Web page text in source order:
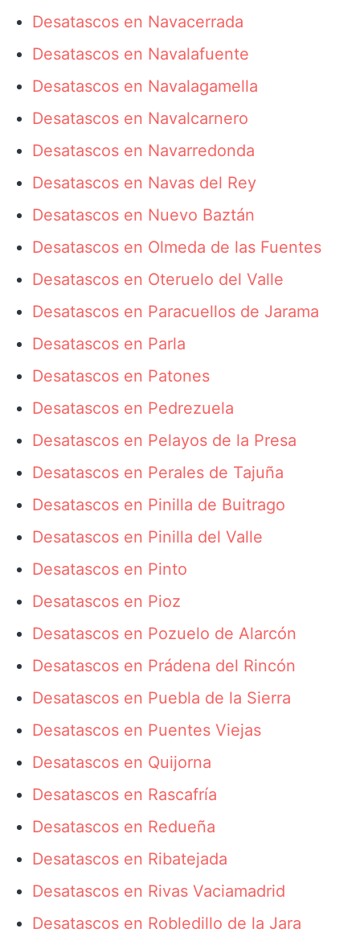
Desatascos en Navacerrada
Desatascos en Navalafuente
Desatascos en Navalagamella
Desatascos en Navalcarnero
Desatascos en Navarredonda
Desatascos en Navas del Rey
Desatascos en Nuevo Baztán
Desatascos en Olmeda de las Fuentes
Desatascos en Oteruelo del Valle
Desatascos en Paracuellos de Jarama
Desatascos en Parla
Desatascos en Patones
Desatascos en Pedrezuela
Desatascos en Pelayos de la Presa
Desatascos en Perales de Tajuña
Desatascos en Pinilla de Buitrago
Desatascos en Pinilla del Valle
Desatascos en Pinto
Desatascos en Pioz
Desatascos en Pozuelo de Alarcón
Desatascos en Prádena del Rincón
Desatascos en Puebla de la Sierra
Desatascos en Puentes Viejas
Desatascos en Quijorna
Desatascos en Rascafría
Desatascos en Redueña
Desatascos en Ribatejada
Desatascos en Rivas Vaciamadrid
Desatascos en Robledillo de la Jara